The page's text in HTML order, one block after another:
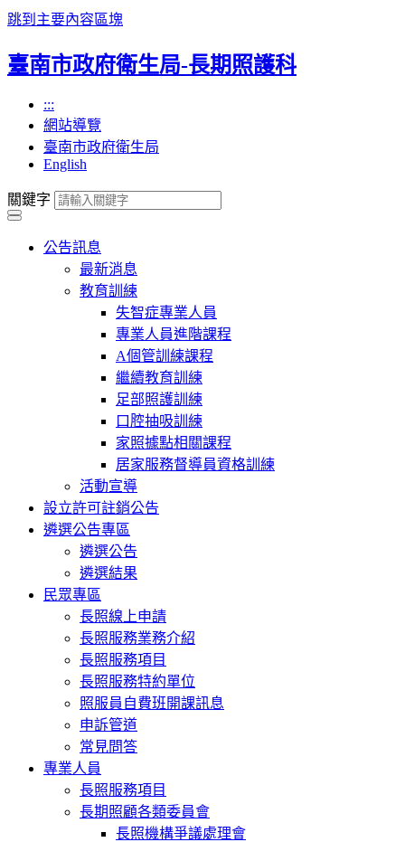
跳到主要內容區塊
臺南市政府衛生局-長期照護科
:::
網站導覽
臺南市政府衛生局
English
關鍵字
公告訊息
最新消息
教育訓練
失智症專業人員
專業人員進階課程
A個管訓練課程
繼續教育訓練
足部照護訓練
口腔抽吸訓練
家照據點相關課程
居家服務督導員資格訓練
活動宣導
設立許可註銷公告
遴選公告專區
遴選公告
遴選結果
民眾專區
長照線上申請
長照服務業務介紹
長照服務項目
長照服務特約單位
照服員自費班開課訊息
申訴管道
常見問答
專業人員
長照服務項目
長期照顧各類委員會
長照機構爭議處理會